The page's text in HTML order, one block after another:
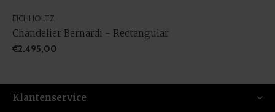
EICHHOLTZ
Chandelier Bernardi - Rectangular
€2.495,00
Klantenservice